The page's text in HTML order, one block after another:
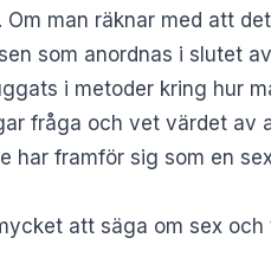
Om man räknar med att
som anordnas i slutet
i metoder kring hur
fråga och vet värdet av
har framför sig som en
att säga om sex